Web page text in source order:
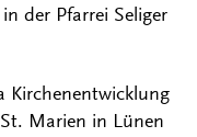
der Pfarrei Seliger
Kirchenentwicklung
Marien in Lünen